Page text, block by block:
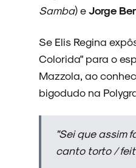
Samba) eJorge
Se Elis Regina
Colorida" para o
Mazzola, ao
bigodudo na
"Sei que assim
canto torto /